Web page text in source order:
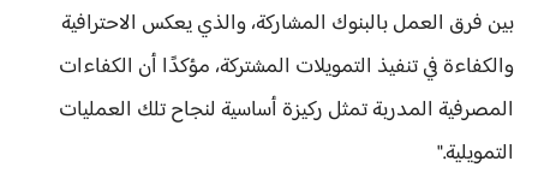
بين فرق العمل بالبنوك المشاركة، والذي يعكس الاحترافية
والكفاءة في تنفيذ التمويلات المشتركة، مؤكدًا أن الكفاءات
المصرفية المدربة تمثل ركيزة أساسية لنجاح تلك العمليات
التمويلية."